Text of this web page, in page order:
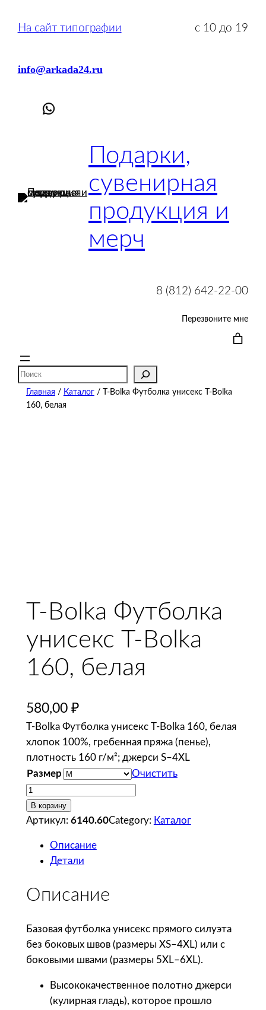
На сайт типографии с 10 до 19
info@arkada24.ru
Подарки,
сувенирная
продукция и
мерч
8 (812) 642-22-00
Перезвоните мне
Поиск
Главная / Каталог/ T-Bolka Футболка унисекс T-Bolka
160, белая
T-Bolka Футболка
унисекс T-Bolka
160, белая
580,00 ₽
T-Bolka Футболка унисекс T-Bolka 160, белая
хлопок 100%, гребенная пряжа (пенье),
плотность 160 г/м²; джерси S–4XL
Размер
Очистить
К
о
л
т
о
т
о
В корзину
Артикул: 6140.60Category: Каталог
Описание
Детали
Описание
Базовая футболка унисекс прямого силуэта
без боковых швов (размеры XS–4XL) или с
боковыми швами (размеры 5XL–6XL).
Высококачественное полотно джерси
(кулирная гладь), которое прошло